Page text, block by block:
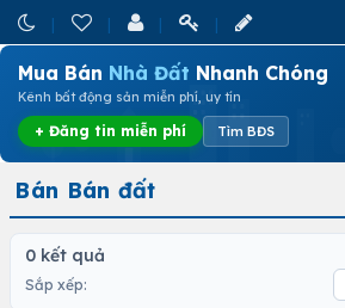
Mua Bán Nhà Đất Nhanh Chóng
Kênh bất động sản miễn phí, uy tín
+ Đăng tin miễn phí Tìm BĐS
Bán Bán đất
0 kết quả
Sắp xếp: